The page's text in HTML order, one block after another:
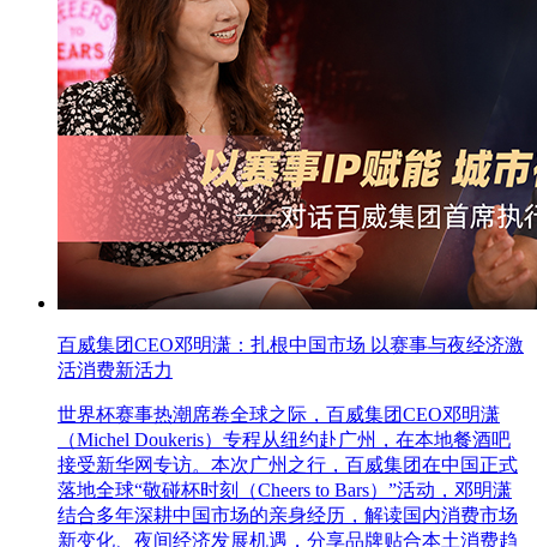
百威集团CEO邓明潇：扎根中国市场 以赛事与夜经济激
活消费新活力
世界杯赛事热潮席卷全球之际，百威集团CEO邓明潇
（Michel Doukeris）专程从纽约赴广州，在本地餐酒吧
接受新华网专访。本次广州之行，百威集团在中国正式
落地全球“敬碰杯时刻（Cheers to Bars）”活动，邓明潇
结合多年深耕中国市场的亲身经历，解读国内消费市场
新变化、夜间经济发展机遇，分享品牌贴合本土消费趋